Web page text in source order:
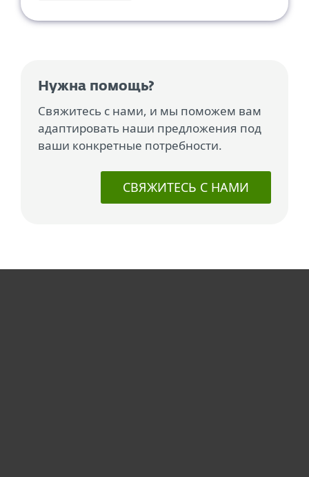
Нужна помощь?
Свяжитесь с нами, и мы поможем вам
адаптировать наши предложения под
ваши конкретные потребности.
СВЯЖИТЕСЬ С НАМИ